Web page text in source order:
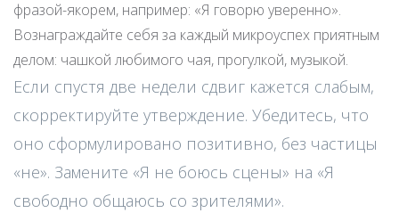
фразой-якорем, например: «Я говорю уверенно».
Вознаграждайте себя за каждый микроуспех приятным
делом: чашкой любимого чая, прогулкой, музыкой.
Если спустя две недели сдвиг кажется слабым,
скорректируйте утверждение. Убедитесь, что
оно сформулировано позитивно, без частицы
«не». Замените «Я не боюсь сцены» на «Я
свободно общаюсь со зрителями».